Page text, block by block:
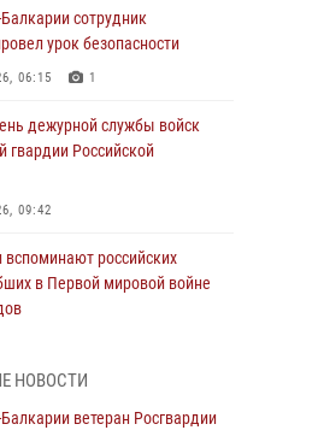
сотрудник
урок безопасности
06:15 1
дежурной службы войск
гвардии Российской
09:42
вспоминают российских
в Первой мировой войне
Герой России генерал
Золотов поздравил
НОВОСТИ
ветеран Росгвардии